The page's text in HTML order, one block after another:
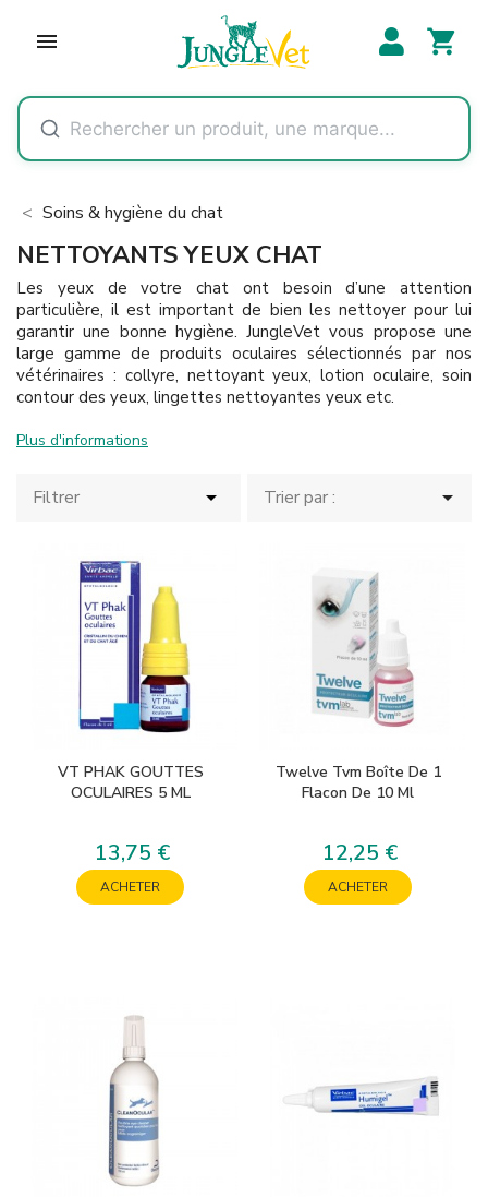
 shopping_cart
Soins & hygiène du chat
NETTOYANTS YEUX CHAT
Les yeux de votre chat ont besoin d’une attention
particulière, il est important de bien les nettoyer pour lui
garantir une bonne hygiène. JungleVet vous propose une
large gamme de produits oculaires sélectionnés par nos
vétérinaires : collyre, nettoyant yeux, lotion oculaire, soin
contour des yeux, lingettes nettoyantes yeux etc.
Plus d'informations
Filtrer  Trier par : 
VT PHAK GOUTTES
OCULAIRES 5 ML
Prix
13,75 €
ACHETER
Twelve Tvm Boîte De 1
Flacon De 10 Ml
Prix
12,25 €
ACHETER